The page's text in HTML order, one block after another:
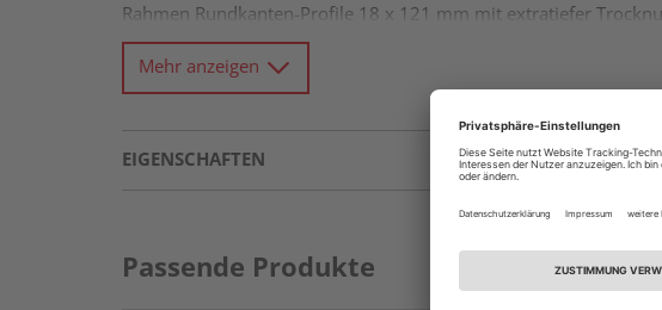
Rahmen Rundkanten-Profile 18 x 121 mm mit extratiefer
Mehr anzeigen
EIGENSCHAFTEN
Passende Produkte